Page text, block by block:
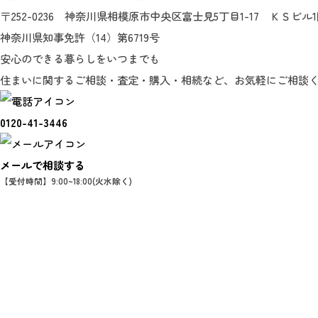
〒252-0236 神奈川県相模原市中央区富士見5丁目1-17 ＫＳビル
神奈川県知事免許（14）第6719号
安心のできる暮らしをいつまでも
住まいに関するご相談・査定・購入・相続など、お気軽にご相談く
0120-41-3446
メールで相談する
【受付時間】9:00~18:00(火水除く)